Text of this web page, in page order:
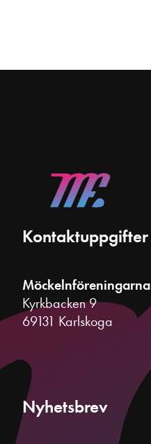
Kontaktuppgifter
Möckelnföreningarna
Kyrkbacken 9
69131 Karlskoga
Nyhetsbrev